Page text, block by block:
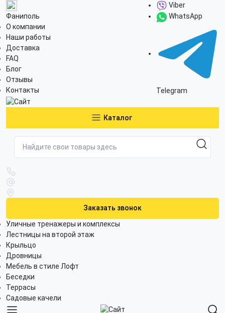
Фаниполь
О компании
Наши работы
Доставка
FAQ
Блог
Отзывы
Контакты
Viber
WhatsApp
Telegram
Каталог
Заказать звонок
Уличные тренажеры и комплексы
Лестницы на второй этаж
Крыльцо
Дровницы
Мебель в стиле Лофт
Беседки
Террасы
Садовые качели